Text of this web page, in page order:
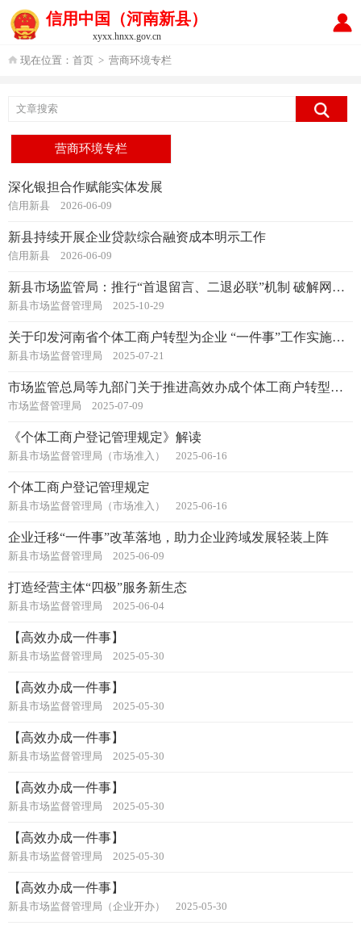
信用中国（河南新县）
xyxx.hnxx.gov.cn
现在位置： 首页 > 营商环境专栏
营商环境专栏
深化银担合作赋能实体发展
信用新县 2026-06-09
新县持续开展企业贷款综合融资成本明示工作
信用新县 2026-06-09
新县市场监管局：推行“首退留言、二退必联”机制 破解网办业务“反复改、多次退”难题
新县市场监督管理局 2025-10-29
关于印发河南省个体工商户转型为企业 “一件事”工作实施方案的通知
新县市场监督管理局 2025-07-21
市场监管总局等九部门关于推进高效办成个体工商户转型为企业“一件事”加大培育帮扶力度的指导意见
市场监督管理局 2025-07-09
《个体工商户登记管理规定》解读
新县市场监督管理局（市场准入） 2025-06-16
个体工商户登记管理规定
新县市场监督管理局（市场准入） 2025-06-16
企业迁移“一件事”改革落地，助力企业跨域发展轻装上阵
新县市场监督管理局 2025-06-09
打造经营主体“四极”服务新生态
新县市场监督管理局 2025-06-04
【高效办成一件事】
新县市场监督管理局 2025-05-30
【高效办成一件事】
新县市场监督管理局 2025-05-30
【高效办成一件事】
新县市场监督管理局 2025-05-30
【高效办成一件事】
新县市场监督管理局 2025-05-30
【高效办成一件事】
新县市场监督管理局 2025-05-30
【高效办成一件事】
新县市场监督管理局（企业开办） 2025-05-30